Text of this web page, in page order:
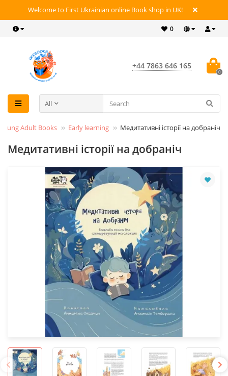
Welcome to First Ukrainian online Book shop in UK!
0
+44 7863 646 165
0
All
Adult Books Early learning Медитативні історії на добраніч
Медитативні історії на добраніч